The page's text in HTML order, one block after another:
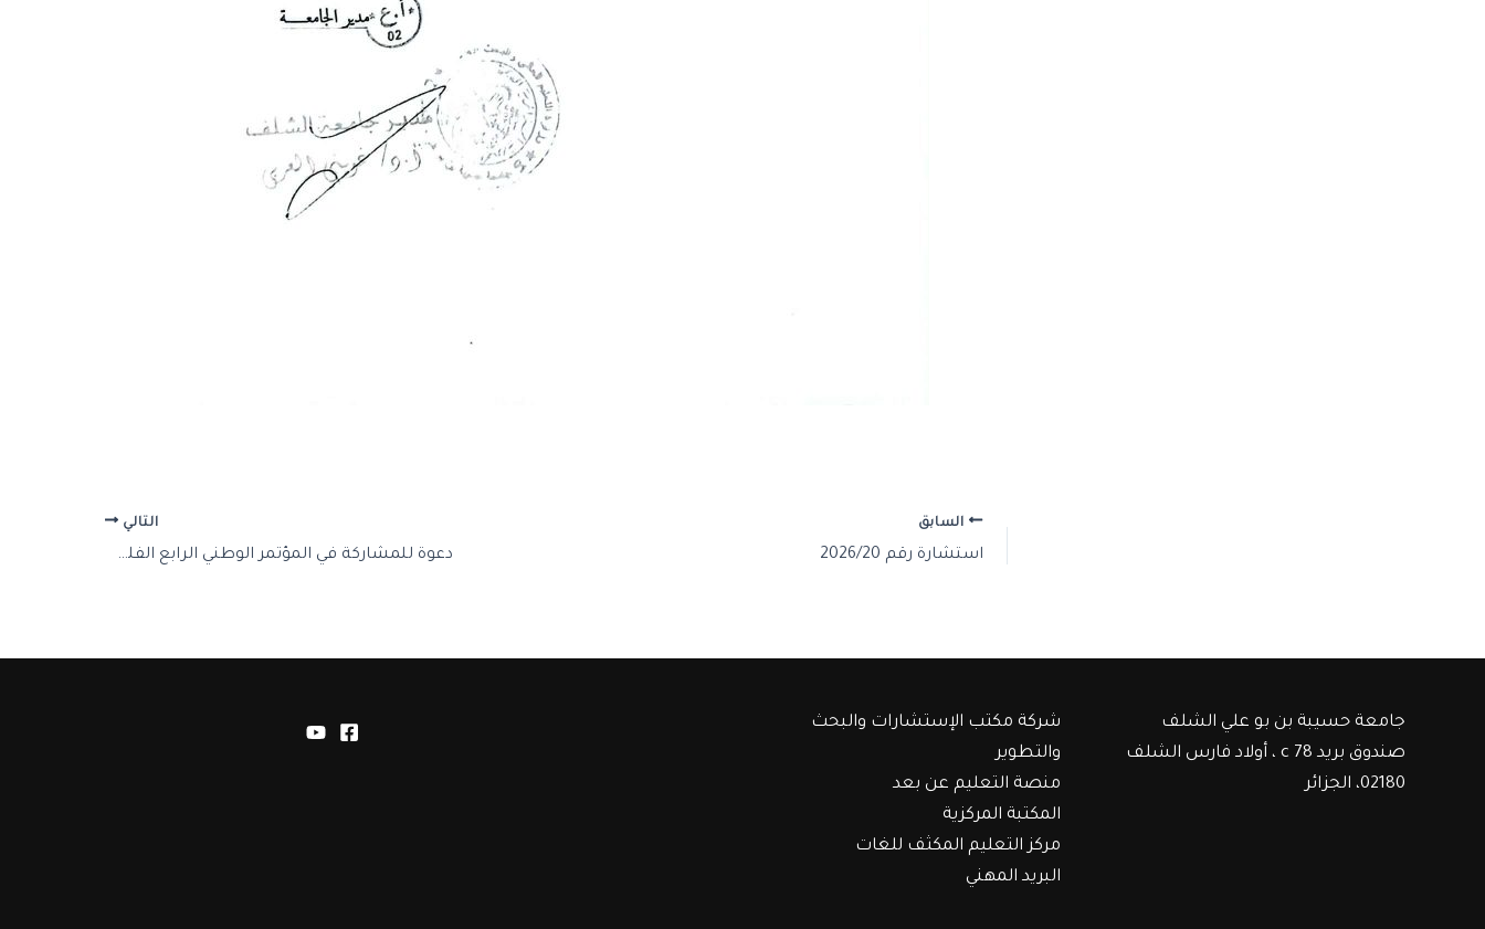
السابق
استشارة رقم 2026/20
التالي
دعوة للمشاركة في المؤتمر الوطني الرابع الفلسفة والترجمة
جامعة حسيبة بن بو علي الشلف
صندوق بريد c 78 ، أولاد فارس الشلف
02180، الجزائر
شركة مكتب الإستشارات والبحث
والتطوير
منصة التعليم عن بعد
المكتبة المركزية
مركز التعليم المكثف للغات
البريد المهني